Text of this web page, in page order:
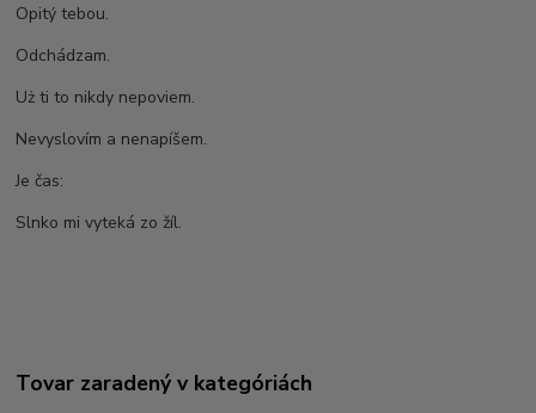
Opitý tebou.
Odchádzam.
Uż ti to nikdy nepoviem.
Nevyslovím a nenapíšem.
Je čas:
Slnko mi vyteká zo žíl.
Tovar zaradený v kategóriách